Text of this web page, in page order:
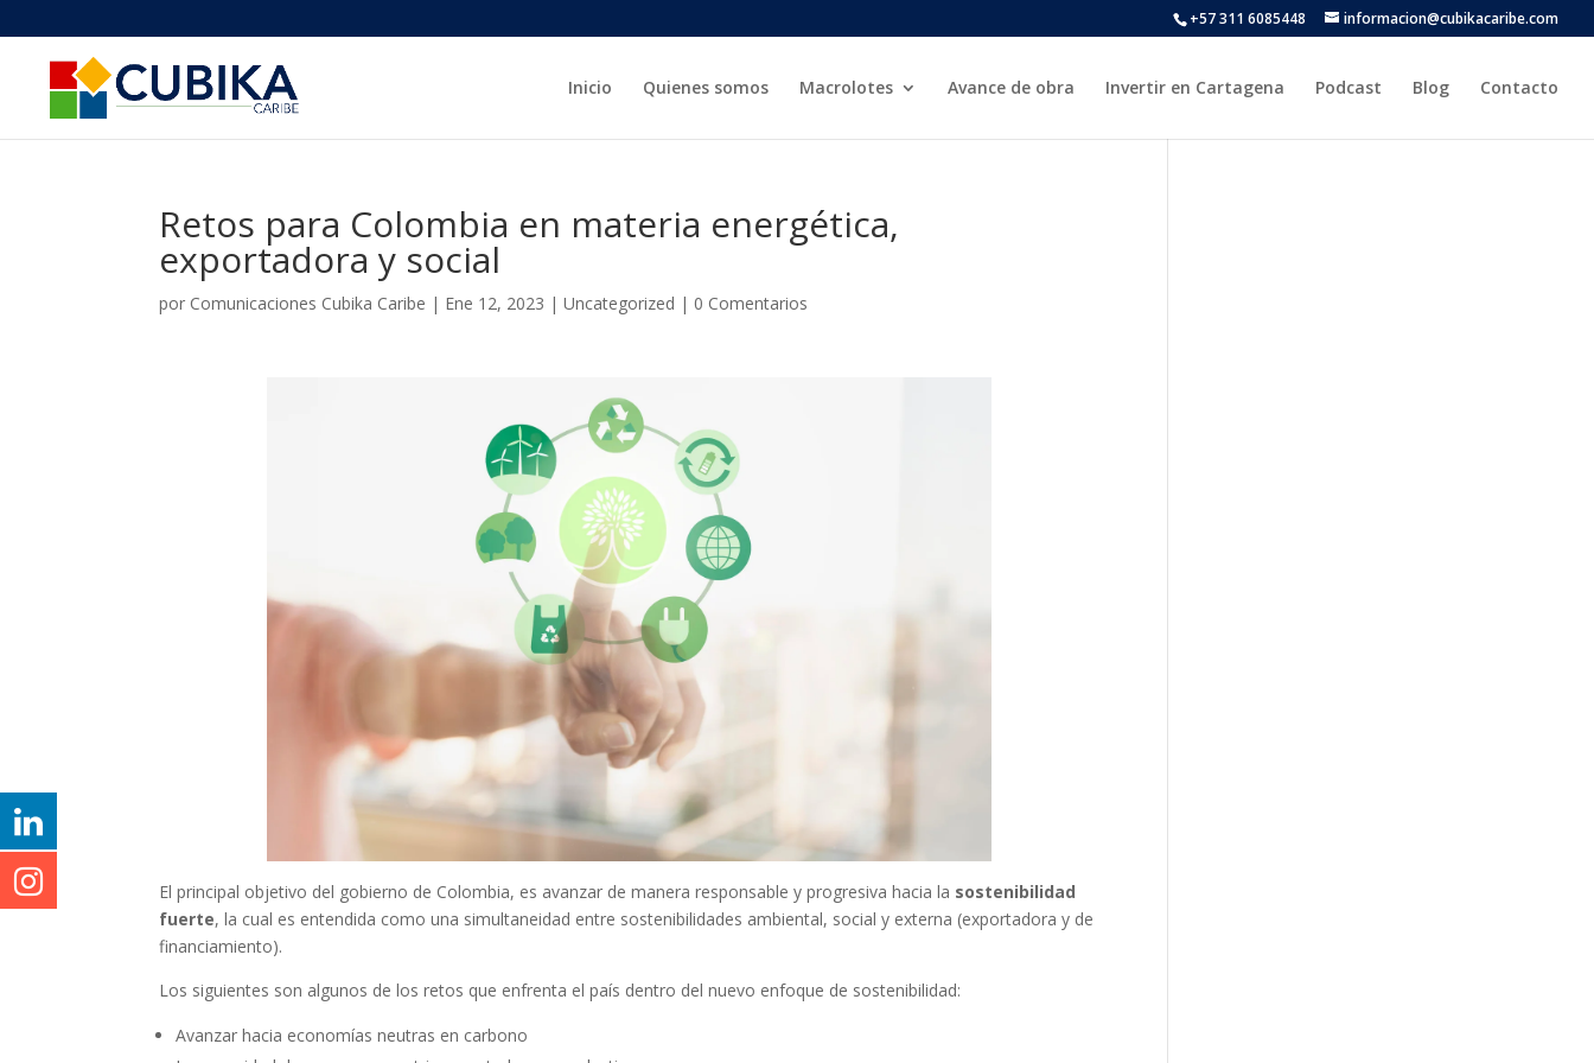
+57 311 6085448 informacion@cubikacaribe.com
Inicio Quienes somos Macrolotes Avance de obra Invertir en Cartagena Podcast Blog Contacto
Retos para Colombia en materia energética,
exportadora y social
por Comunicaciones Cubika Caribe | Ene 12, 2023 |Uncategorized | 0 Comentarios
El principal objetivo del gobierno de Colombia, es avanzar de manera responsable y progresiva hacia la sostenibilidad
fuerte, la cual es entendida como una simultaneidad entre sostenibilidades ambiental, social y externa (exportadora y de
financiamiento).
Los siguientes son algunos de los retos que enfrenta el país dentro del nuevo enfoque de sostenibilidad:
Avanzar hacia economías neutras en carbono